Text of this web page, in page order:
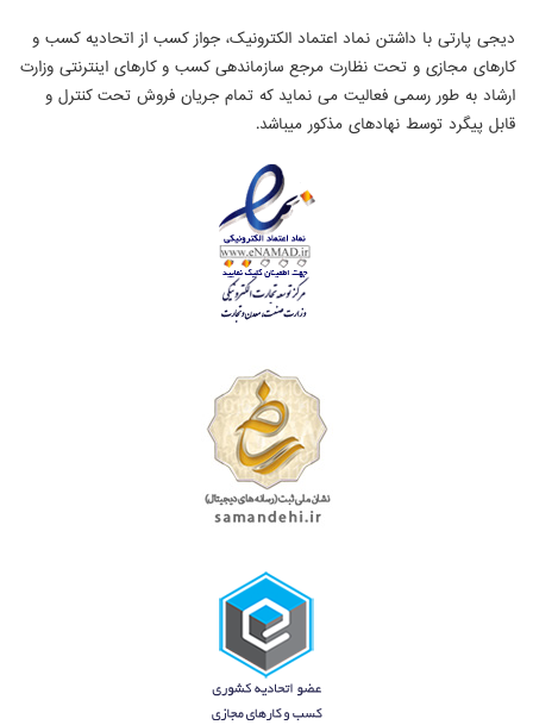
دیجی پارتی با داشتن نماد اعتماد الکترونیک، جواز کسب از اتحادیه کسب و
کارهای مجازی و تحت نظارت مرجع سازماندهی کسب و کارهای اینترنتی وزارت
ارشاد به طور رسمی فعالیت می نماید که تمام جریان فروش تحت کنترل و
قابل پیگرد توسط نهادهای مذکور میباشد.